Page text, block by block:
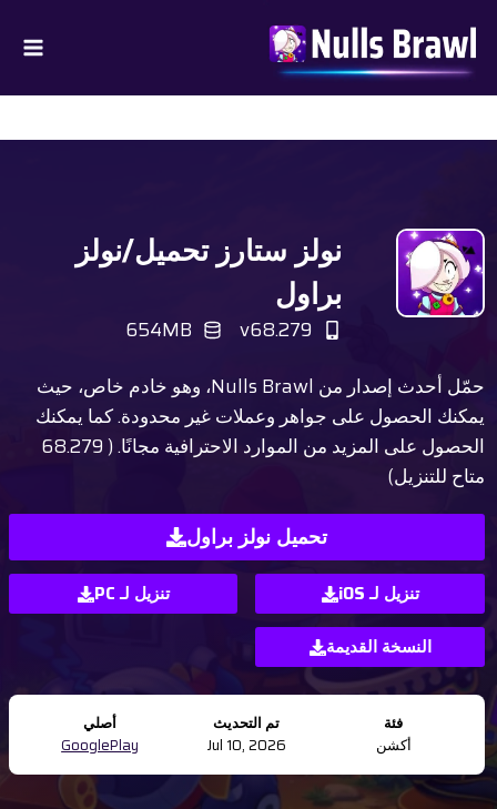
المحتوى
نولز ستارز تحميل/نولز
براول
v68.279
654MB
حمّل أحدث إصدار من Nulls Brawl، وهو خادم خاص، حيث
يمكنك الحصول على جواهر وعملات غير محدودة. كما يمكنك
الحصول على المزيد من الموارد الاحترافية مجانًا. ( 68.279
متاح للتنزيل)
تحميل نولز براول
تنزيل لـ iOS
تنزيل لـ PC
النسخة القديمة
فئة
أكشن
تم التحديث
Jul 10, 2026
أصلي
GooglePlay